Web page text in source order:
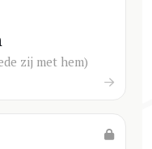
zij met hem)